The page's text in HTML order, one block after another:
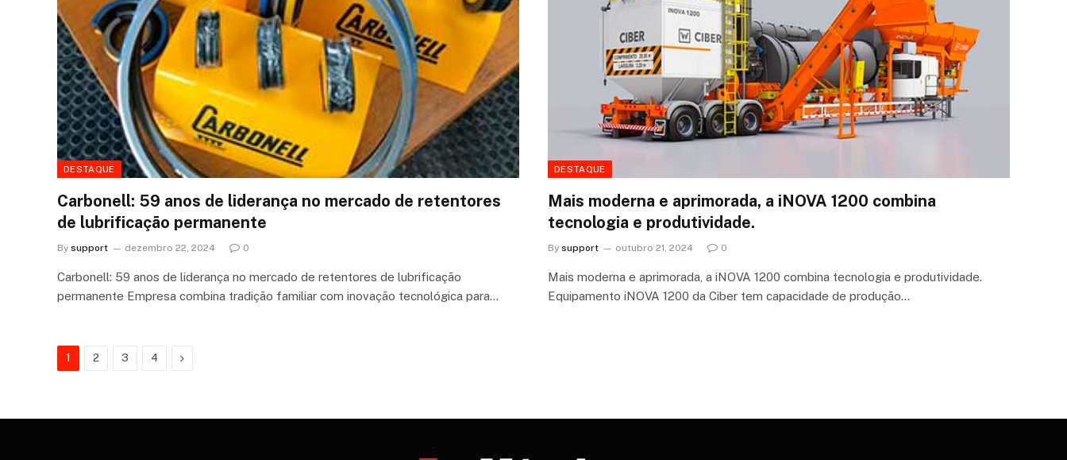
DESTAQUE
Carbonell: 59 anos de liderança no mercado de retentores
de lubrificação permanente
By support dezembro 22, 2024 0
Carbonell: 59 anos de liderança no mercado de retentores de lubrificação
permanente Empresa combina tradição familiar com inovação tecnológica para…
DESTAQUE
Mais moderna e aprimorada, a iNOVA 1200 combina
tecnologia e produtividade.
By support outubro 21, 2024 0
Mais moderna e aprimorada, a iNOVA 1200 combina tecnologia e produtividade.
Equipamento iNOVA 1200 da Ciber tem capacidade de produção…
1 2 3 4 Next